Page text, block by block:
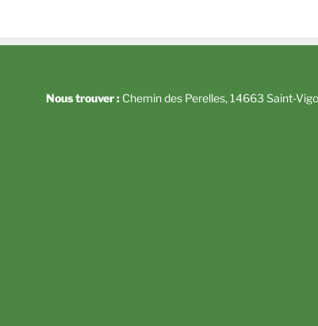
Nous trouver : Chemin des Perelles, 14663 Saint-